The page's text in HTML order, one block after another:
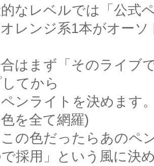
的なレベルでは「公式
レンジ系1本がオー
はまず「そのライブ
てから
ンライトを決めます
を全て網羅)
の色だったらあのペ
採用」という風に決